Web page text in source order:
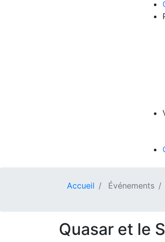
Accueil Événements
Quasar et le